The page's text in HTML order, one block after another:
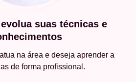
suas técnicas e
na área e deseja aprender a
de forma profissional.